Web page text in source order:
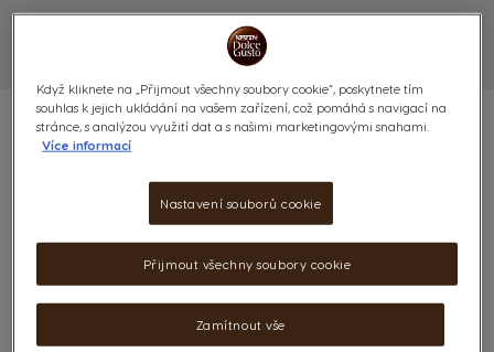
STARBUCKS CAFFE LATTE -
72 KAPSLÍ
KAPSLE:
Když kliknete na „Přijmout všechny soubory cookie“, poskytnete tím
souhlas k jejich ukládání na vašem zařízení, což pomáhá s navigací na
stránce, s analýzou využití dat a s našimi marketingovými snahami.
Více informací
Nastavení souborů cookie
Zamítnout vše
Přijmout všechny soubory cookie